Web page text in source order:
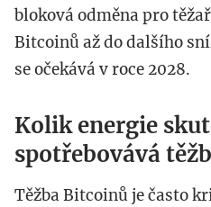
bloková odměna pro
Bitcoinů až do dalšího
se očekává v roce 2028.
Kolik energie
spotřebovává
Těžba Bitcoinů je často